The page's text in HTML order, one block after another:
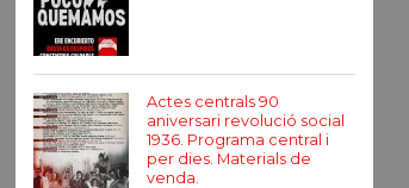
Actes centrals 90
aniversari revolució social
1936. Programa central i
per dies. Materials de
venda.